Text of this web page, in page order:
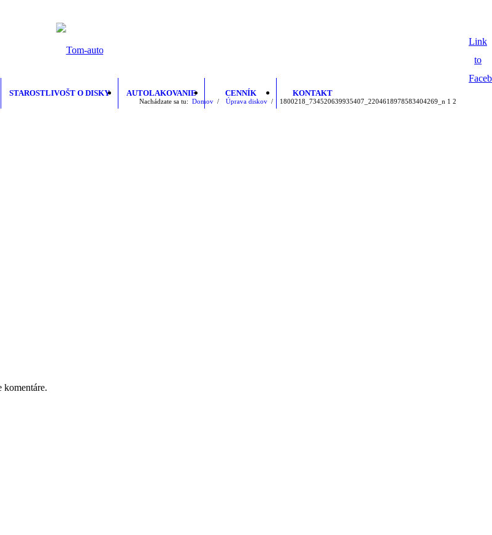
Link
to
STAROSTLIVOŠT O DISKY AUTOLAKOVANIE CENNÍK KONTAKT
Nachádzate sa tu: Domov 1
/ Úprava diskov 2
/ 1800218_734520639935407_2204618978583404269_n